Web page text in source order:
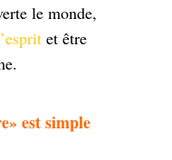
le monde,
et être
est simple